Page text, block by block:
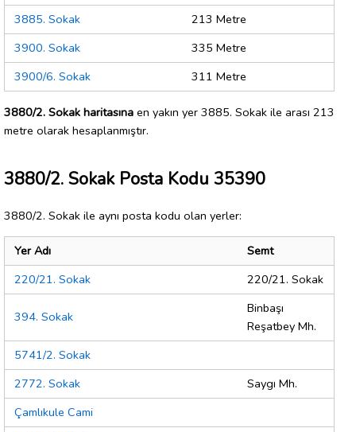
3885. Sokak
213 Metre
3900. Sokak
335 Metre
3900/6. Sokak
311 Metre
3880/2. Sokak haritasına en yakın yer 3885. Sokak ile arası 213
metre olarak hesaplanmıştır.
3880/2. Sokak Posta Kodu 35390
3880/2. Sokak ile aynı posta kodu olan yerler:
Yer Adı
Semt
220/21. Sokak
220/21. Sokak
394. Sokak
Binbaşı
Reşatbey Mh.
5741/2. Sokak
2772. Sokak
Saygı Mh.
Çamlıkule Cami